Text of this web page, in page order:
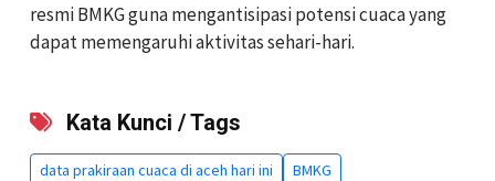
resmi BMKG guna mengantisipasi potensi cuaca yang
dapat memengaruhi aktivitas sehari-hari.
Kata Kunci / Tags
data prakiraan cuaca di aceh hari ini
BMKG